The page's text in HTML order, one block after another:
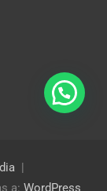
a: WordPress